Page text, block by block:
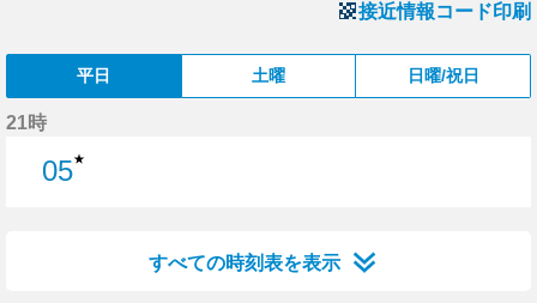
接近情報コード印刷
平日 土曜 日曜/祝日
21時
05★
すべての時刻表を表示